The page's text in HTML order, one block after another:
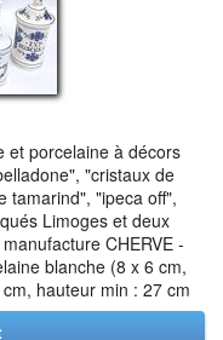
et porcelaine à décors
"cristaux de
tamarind", "ipeca off",
Limoges et deux
CHERVE -
blanche (8 x 6 cm,
hauteur min : 27 cm